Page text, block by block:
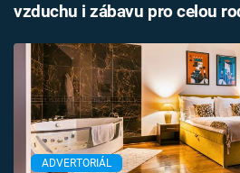
vzduchu i zábavu pro celou
ADVERTORIÁL